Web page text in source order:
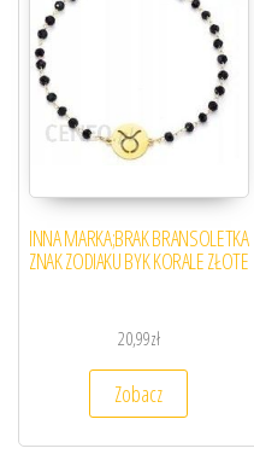
INNA MARKA;BRAK BRANSOLETKA
ZNAK ZODIAKU BYK KORALE ZŁOTE
20,99zł
Zobacz